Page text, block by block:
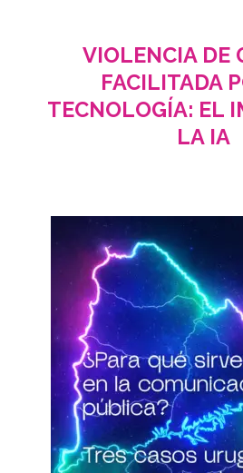
VIOLENCIA DE
FACILITADA
TECNOLOGÍA: EL
LA IA